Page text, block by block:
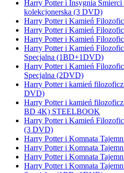
Harry Potter i Insygnia Śmierci
kolekcjonerska (3 DVD)
Harry Potter i Kamień
Harry Potter i Kamień
Harry Potter i Kamień
Harry Potter i Kamień
Specjalna (1BD+1DVD)
Harry Potter i Kamień
Specjalna (2DVD)
Harry Potter i kamień
DVD)
Harry Potter i kamień
BD 4K) STEELBOOK
Harry Potter i Kamień
(3 DVD)
Harry Potter i Komnata
Harry Potter i Komnata
Harry Potter i Komnata
Harry Potter i Komnata